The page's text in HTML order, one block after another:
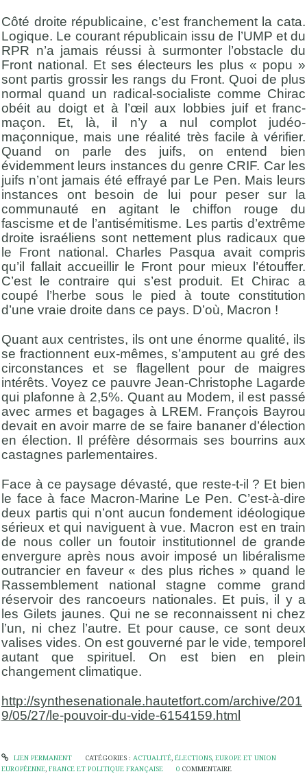
Côté droite républicaine, c’est franchement la cata.
Logique. Le courant républicain issu de l’UMP et du
RPR n’a jamais réussi à surmonter l’obstacle du
Front national. Et ses électeurs les plus « popu »
sont partis grossir les rangs du Front. Quoi de plus
normal quand un radical-socialiste comme Chirac
obéit au doigt et à l’œil aux lobbies juif et franc-
maçon. Et, là, il n’y a nul complot judéo-
maçonnique, mais une réalité très facile à vérifier.
Quand on parle des juifs, on entend bien
évidemment leurs instances du genre CRIF. Car les
juifs n’ont jamais été effrayé par Le Pen. Mais leurs
instances ont besoin de lui pour peser sur la
communauté en agitant le chiffon rouge du
fascisme et de l’antisémitisme. Les partis d’extrême
droite israéliens sont nettement plus radicaux que
le Front national. Charles Pasqua avait compris
qu’il fallait accueillir le Front pour mieux l’étouffer.
C’est le contraire qui s’est produit. Et Chirac a
coupé l’herbe sous le pied à toute constitution
d’une vraie droite dans ce pays. D’où, Macron !
Quant aux centristes, ils ont une énorme qualité, ils
se fractionnent eux-mêmes, s’amputent au gré des
circonstances et se flagellent pour de maigres
intérêts. Voyez ce pauvre Jean-Christophe Lagarde
qui plafonne à 2,5%. Quant au Modem, il est passé
avec armes et bagages à LREM. François Bayrou
devait en avoir marre de se faire bananer d’élection
en élection. Il préfère désormais ses bourrins aux
castagnes parlementaires.
Face à ce paysage dévasté, que reste-t-il ? Et bien
le face à face Macron-Marine Le Pen. C’est-à-dire
deux partis qui n’ont aucun fondement idéologique
sérieux et qui naviguent à vue. Macron est en train
de nous coller un foutoir institutionnel de grande
envergure après nous avoir imposé un libéralisme
outrancier en faveur « des plus riches » quand le
Rassemblement national stagne comme grand
réservoir des rancoeurs nationales. Et puis, il y a
les Gilets jaunes. Qui ne se reconnaissent ni chez
l’un, ni chez l’autre. Et pour cause, ce sont deux
valises vides. On est gouverné par le vide, temporel
autant que spirituel. On est bien en plein
changement climatique.
http://synthesenationale.hautetfort.com/archive/201
9/05/27/le-pouvoir-du-vide-6154159.html
LIEN PERMANENT CATÉGORIES : ACTUALITÉ, ÉLECTIONS, EUROPE ET UNION
EUROPÉENNE FRANCE ET POLITIQUE FRANÇAISE 0 COMMENTAIRE